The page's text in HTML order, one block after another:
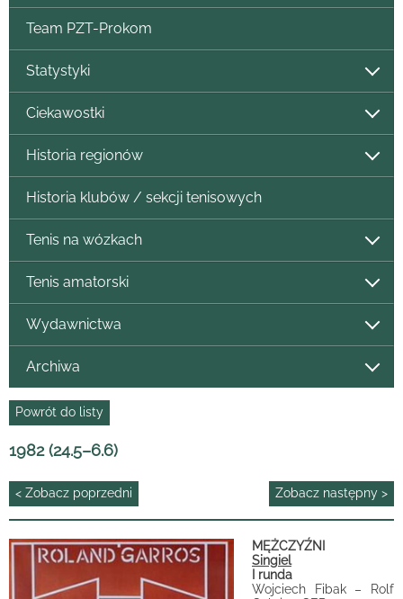
Team PZT-Prokom
Statystyki
Ciekawostki
Historia regionów
Historia klubów / sekcji tenisowych
Tenis na wózkach
Tenis amatorski
Wydawnictwa
Archiwa
Powrót do listy
1982 (24.5–6.6)
< Zobacz poprzedni Zobacz następny >
MĘŻCZYŹNI
Singiel
I runda
Wojciech Fibak – Rolf